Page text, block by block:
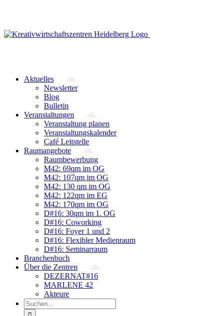
Aktuelles
Newsletter
Blog
Bulletin
Veranstaltungen
Veranstaltung planen
Veranstaltungskalender
Café Leitstelle
Raumangebote
Raumbewerbung
M42: 69qm im OG
M42: 107qm im OG
M42: 130 qm im OG
M42: 122qm im EG
M42: 170qm im OG
D#16: 30qm im 1. OG
D#16: Coworking
D#16: Foyer 1 und 2
D#16: Flexibler Medienraum
D#16: Seminarraum
Branchenbuch
Über die Zentren
DEZERNAT#16
MARLENE 42
Akteure
Suche
nach: